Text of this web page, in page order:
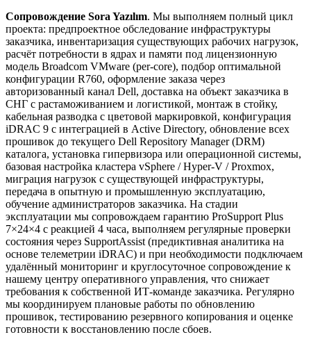
Сопровождение Sora Yazılım. Мы выполняем полный цикл
проекта: предпроектное обследование инфраструктуры
заказчика, инвентаризация существующих рабочих нагрузок,
расчёт потребности в ядрах и памяти под лицензионную
модель Broadcom VMware (per-core), подбор оптимальной
конфигурации R760, оформление заказа через
авторизованный канал Dell, доставка на объект заказчика в
СНГ с растаможиванием и логистикой, монтаж в стойку,
кабельная разводка с цветовой маркировкой, конфигурация
iDRAC 9 с интеграцией в Active Directory, обновление всех
прошивок до текущего Dell Repository Manager (DRM)
каталога, установка гипервизора или операционной системы,
базовая настройка кластера vSphere / Hyper-V / Proxmox,
миграция нагрузок с существующей инфраструктуры,
передача в опытную и промышленную эксплуатацию,
обучение администраторов заказчика. На стадии
эксплуатации мы сопровождаем гарантию ProSupport Plus
7×24×4 с реакцией 4 часа, выполняем регулярные проверки
состояния через SupportAssist (предиктивная аналитика на
основе телеметрии iDRAC) и при необходимости подключаем
удалённый мониторинг и круглосуточное сопровождение к
нашему центру оперативного управления, что снижает
требования к собственной ИТ-команде заказчика. Регулярно
мы координируем плановые работы по обновлению
прошивок, тестированию резервного копирования и оценке
готовности к восстановлению после сбоев.